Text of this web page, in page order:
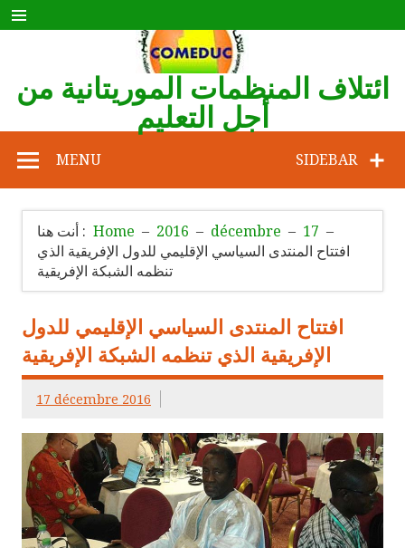
Skip
to
content
ائتلاف المنظمات الموريتانية من
أجل التعليم
SIDEBAR
MENU
أنت هنا : Home 2016 décembre
17
افتتاح المنتدى السياسي الإقليمي للدول الإفريقية الذي
تنظمه الشبكة الإفريقية
افتتاح المنتدى السياسي الإقليمي للدول
الإفريقية الذي تنظمه الشبكة الإفريقية
17 décembre 2016